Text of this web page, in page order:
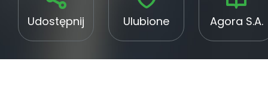
Udostępnij Ulubione Agora S.A.